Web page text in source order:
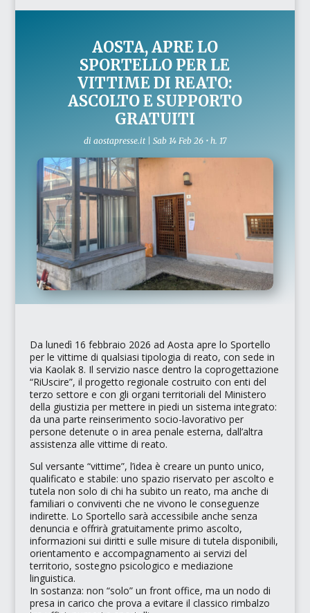
AOSTA, APRE LO
SPORTELLO PER LE
VITTIME DI REATO:
ASCOLTO E SUPPORTO
GRATUITI
di aostapresse.it| Sab 14 Feb 26 • h. 17
Da lunedì 16 febbraio 2026 ad Aosta apre lo Sportello
per le vittime di qualsiasi tipologia di reato, con sede in
via Kaolak 8. Il servizio nasce dentro la coprogettazione
“RiUscire”, il progetto regionale costruito con enti del
terzo settore e con gli organi territoriali del Ministero
della giustizia per mettere in piedi un sistema integrato:
da una parte reinserimento socio-lavorativo per
persone detenute o in area penale esterna, dall’altra
assistenza alle vittime di reato.
Sul versante “vittime”, l’idea è creare un punto unico,
qualificato e stabile: uno spazio riservato per ascolto e
tutela non solo di chi ha subito un reato, ma anche di
familiari o conviventi che ne vivono le conseguenze
indirette. Lo Sportello sarà accessibile anche senza
denuncia e offrirà gratuitamente primo ascolto,
informazioni sui diritti e sulle misure di tutela disponibili,
orientamento e accompagnamento ai servizi del
territorio, sostegno psicologico e mediazione
linguistica.
In sostanza: non “solo” un front office, ma un nodo di
presa in carico che prova a evitare il classico rimbalzo